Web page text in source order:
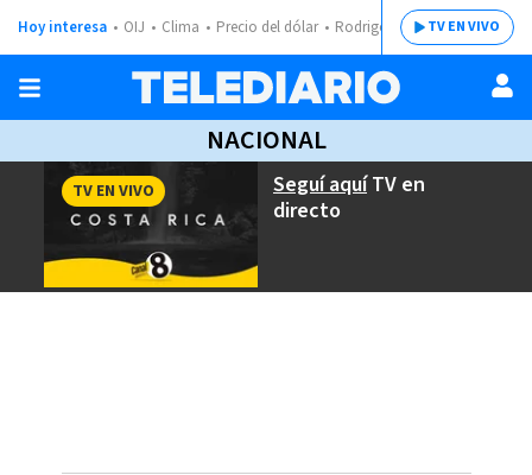
Hoy interesa OIJ Clima Precio del dólar Rodrigo ChavesTV EN VIVO
NACIONAL
Seguí aquíTV en
directo
TV EN VIVO